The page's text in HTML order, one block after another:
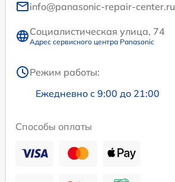
info@panasonic-repair-center.ru
Социалистическая улица, 74
Адрес сервисного центра Panasonic
Режим работы:
Ежедневно с 9:00 до 21:00
Способы оплаты